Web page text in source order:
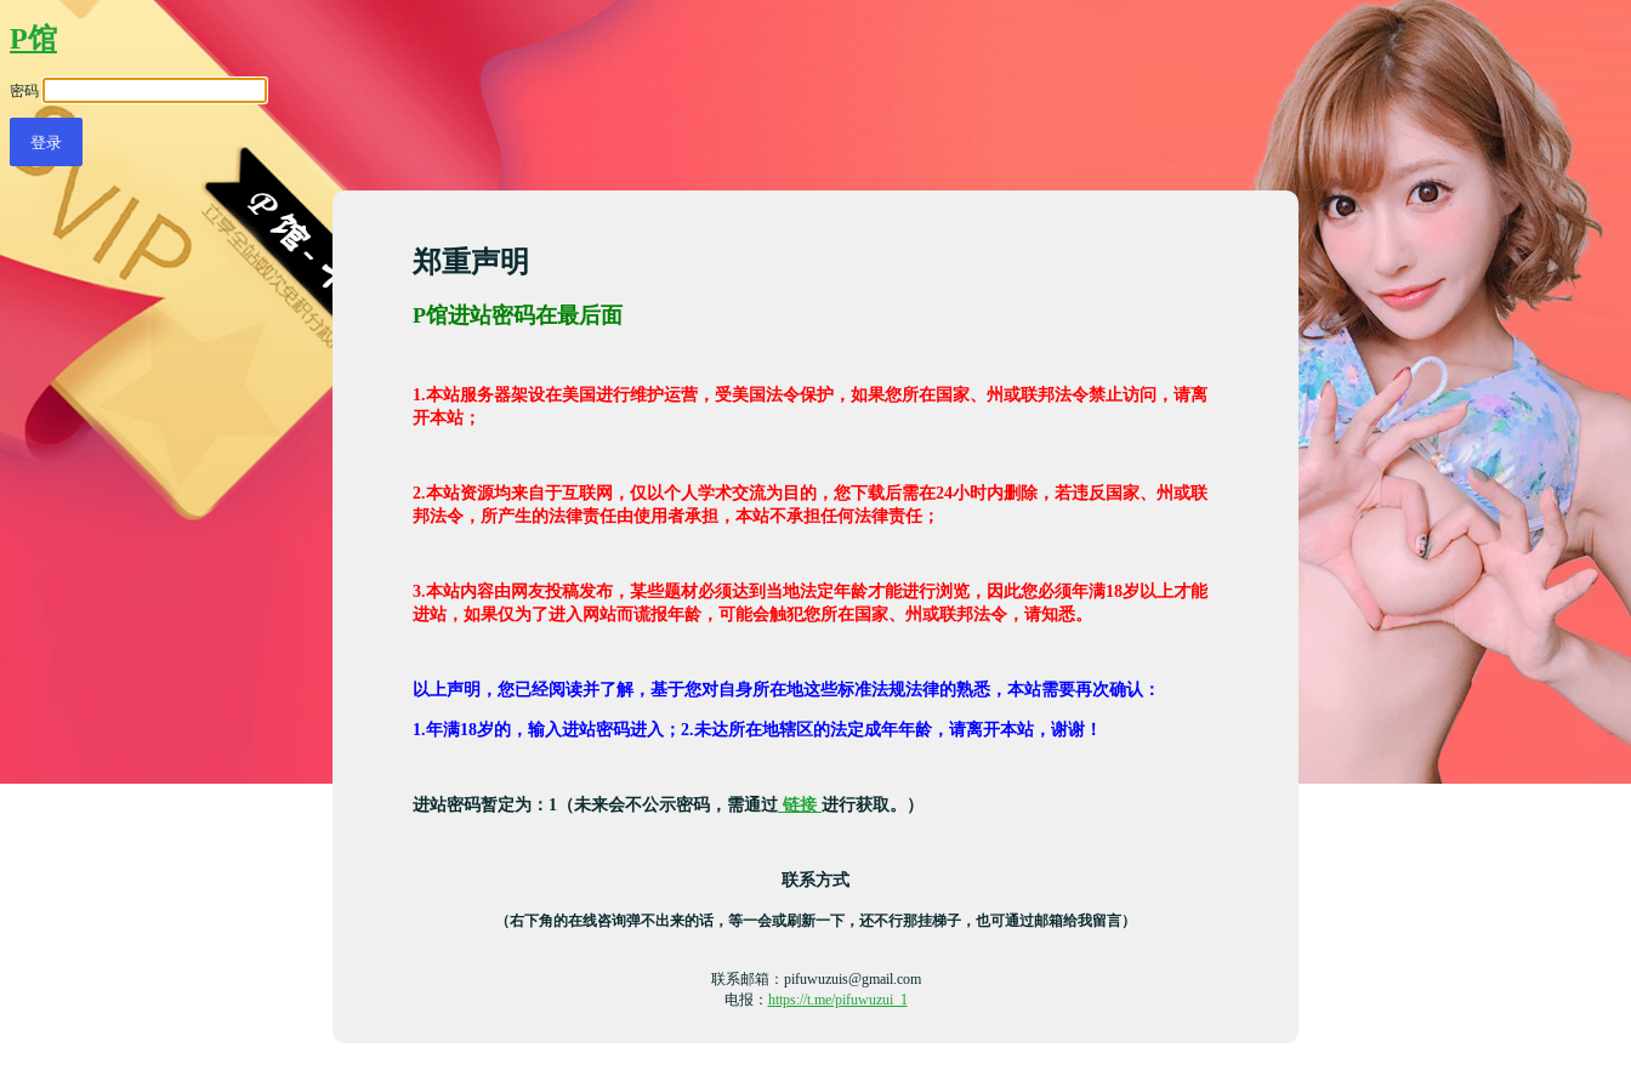
P馆
密码
郑重声明
P馆进站密码在最后面
1.本站服务器架设在美国进行维护运营，受美国法令保护，如果您所在国家、州或联邦法令禁止访问，请离
开本站；
2.本站资源均来自于互联网，仅以个人学术交流为目的，您下载后需在24小时内删除，若违反国家、州或联
邦法令，所产生的法律责任由使用者承担，本站不承担任何法律责任；
3.本站内容由网友投稿发布，某些题材必须达到当地法定年龄才能进行浏览，因此您必须年满18岁以上才能
进站，如果仅为了进入网站而谎报年龄，可能会触犯您所在国家、州或联邦法令，请知悉。
以上声明，您已经阅读并了解，基于您对自身所在地这些标准法规法律的熟悉，本站需要再次确认：
1.年满18岁的，输入进站密码进入；2.未达所在地辖区的法定成年年龄，请离开本站，谢谢！
进站密码暂定为：1（未来会不公示密码，需通过 链接 进行获取。）
联系方式
（右下角的在线咨询弹不出来的话，等一会或刷新一下，还不行那挂梯子，也可通过邮箱给我留言）
联系邮箱： pifuwuzuis@gmail.com
电报： https://t.me/pifuwuzui_1